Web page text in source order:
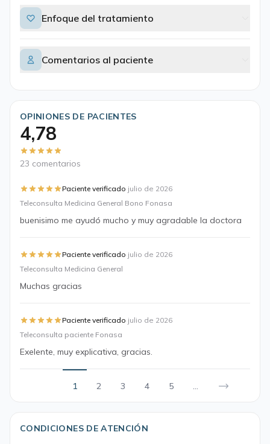
Enfoque del tratamiento
Comentarios al paciente
OPINIONES DE PACIENTES
4,78
23 comentarios
Paciente verificado·julio de 2026
Teleconsulta Medicina General Bono Fonasa
buenisimo me ayudó mucho y muy agradable la doctora
Paciente verificado·julio de 2026
Teleconsulta Medicina General
Muchas gracias
Paciente verificado·julio de 2026
Teleconsulta paciente Fonasa
Exelente, muy explicativa, gracias.
1 2 3 4 5 ...
CONDICIONES DE ATENCIÓN